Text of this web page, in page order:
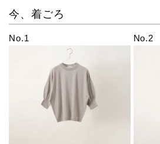
今、着ごろ
No.1 No.2